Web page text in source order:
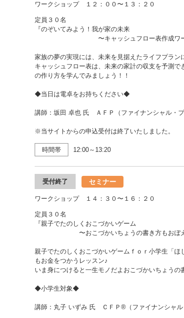
ワークショップ １２：００〜１３：２０
定員３０名
『のぞいてみよう！我が家の未来
〜キャッシュフロー表作成ワーク
家族の夢の実現には、未来を見据えたライフプラン
キャッシュフロー表は、未来の家計の収支を予測で
の作り方を学んでみましょう！！
◆当日は電卓をお持ちください◆
講師：坂田 卓也 氏 ＡＦＰ（ファイナンシャル・プ
※当サイトからの申込受付は終了いたしました。
時間帯 12:00～13:20
受付終了 セミナー
ワークショップ １４：３０〜１６：２０
定員３０名
『親子でたのしくおこづかいゲーム
〜おこづかいちょうの書き方もおぼえち
親子でたのしくおこづかいゲームｆｏｒ小学生「
もお金をつかうレッスン♪
いま身につけると一生モノだよおこづかいちょうの
◆小学生対象◆
講師：丸子 いずみ 氏 ＣＦＰ®（ファイナンシャル